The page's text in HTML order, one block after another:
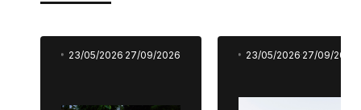
23/05/2026 27/09/2026 23/05/2026 27/09/2026